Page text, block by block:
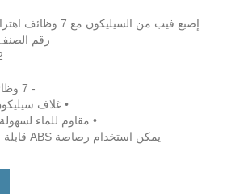
إصبع فيب من السيليكون مع 7 وظائف اهتزاز قوية باللون الوردي
رقم الصنف: 371312210
- 7 وظائف للاهتزازات القوية
• غلاف
• مقاوم للماء
يمكن استخدام رصاصة ABS قابلة للإزالة بشكل منفصل